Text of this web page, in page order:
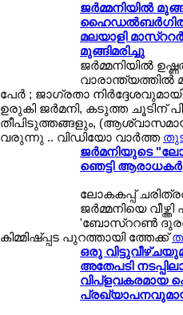
ജര്‍മ്മനിയില്‍
ഹൈഡല്‍ബര്‍ഗില്‍
മലയാളി
മുങ്ങിമരിച്ചു
ജര്‍മ്മനിയില്‍
വാരാന്ത്യത്തില്‍
പേര്‍ ; ജാഗ്രതാ
ഉരുകി ജര്‍മനി, കടുത്ത ചൂടിന്
തീപിടുത്തങ്ങളും,
വരുന്നു .. വിഡിയോ വാര്‍ത്ത
ജര്‍മനിയുടെ
ഞെട്ടി ആരാധകര്‍
ലോകകപ്പ്
ജര്‍മ്മനിയെ
'ബോസ്ററണ്‍
കിമ്മിഷ്പ്പട പുറത്തായി ത്തേക്ക്
ഒരു
അതേപടി
വിപ്ളവകരമായ